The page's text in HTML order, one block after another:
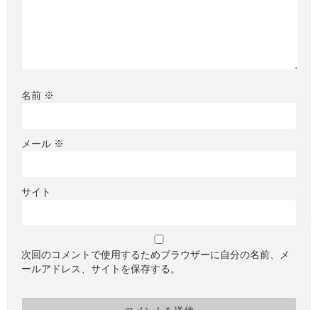
名前 ※
メール ※
サイト
次回のコメントで使用するためブラウザーに自分の名前、メ
ールアドレス、サイトを保存する。